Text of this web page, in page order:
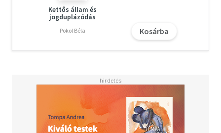
Kettős állam és
jogduplázódás
Pokol Béla Kosárba